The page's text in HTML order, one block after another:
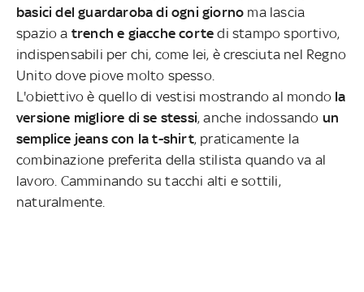
basici del guardaroba di ogni giorno ma lascia
spazio a trench e giacche corte di stampo sportivo,
indispensabili per chi, come lei, è cresciuta nel Regno
Unito dove piove molto spesso.
L'obiettivo è quello di vestisi mostrando al mondo la
versione migliore di se stessi, anche indossando un
semplice jeans con la t-shirt, praticamente la
combinazione preferita della stilista quando va al
lavoro. Camminando su tacchi alti e sottili,
naturalmente.